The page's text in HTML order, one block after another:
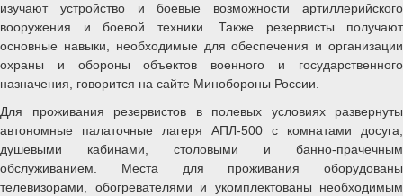
изучают устройство и боевые возможности артиллерийского
вооружения и боевой техники. Также резервисты получают
основные навыки, необходимые для обеспечения и организации
охраны и обороны объектов военного и государственного
назначения, говорится на сайте Минобороны России.
Для проживания резервистов в полевых условиях развернуты
автономные палаточные лагеря АПЛ-500 с комнатами досуга,
душевыми кабинами, столовыми и банно-прачечным
обслуживанием. Места для проживания оборудованы
телевизорами, обогревателями и укомплектованы необходимым